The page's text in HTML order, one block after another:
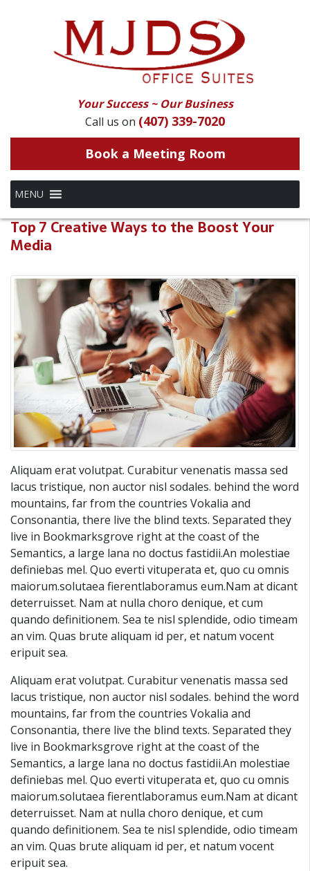
Your Success ~ Our Business
Call us on (407) 339-7020
Book a Meeting Room
MENU
Top 7 Creative Ways to the Boost Your
Media
Aliquam erat volutpat. Curabitur venenatis massa sed
lacus tristique, non auctor nisl sodales. behind the word
mountains, far from the countries Vokalia and
Consonantia, there live the blind texts. Separated they
live in Bookmarksgrove right at the coast of the
Semantics, a large lana no doctus fastidii.An molestiae
definiebas mel. Quo everti vituperata et, quo cu omnis
maiorum.solutaea fierentlaboramus eum.Nam at dicant
deterruisset. Nam at nulla choro denique, et cum
quando definitionem. Sea te nisl splendide, odio timeam
an vim. Quas brute aliquam id per, et natum vocent
eripuit sea.
Aliquam erat volutpat. Curabitur venenatis massa sed
lacus tristique, non auctor nisl sodales. behind the word
mountains, far from the countries Vokalia and
Consonantia, there live the blind texts. Separated they
live in Bookmarksgrove right at the coast of the
Semantics, a large lana no doctus fastidii.An molestiae
definiebas mel. Quo everti vituperata et, quo cu omnis
maiorum.solutaea fierentlaboramus eum.Nam at dicant
deterruisset. Nam at nulla choro denique, et cum
quando definitionem. Sea te nisl splendide, odio timeam
an vim. Quas brute aliquam id per, et natum vocent
eripuit sea.